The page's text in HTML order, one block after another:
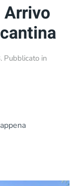
. Pubblicato in